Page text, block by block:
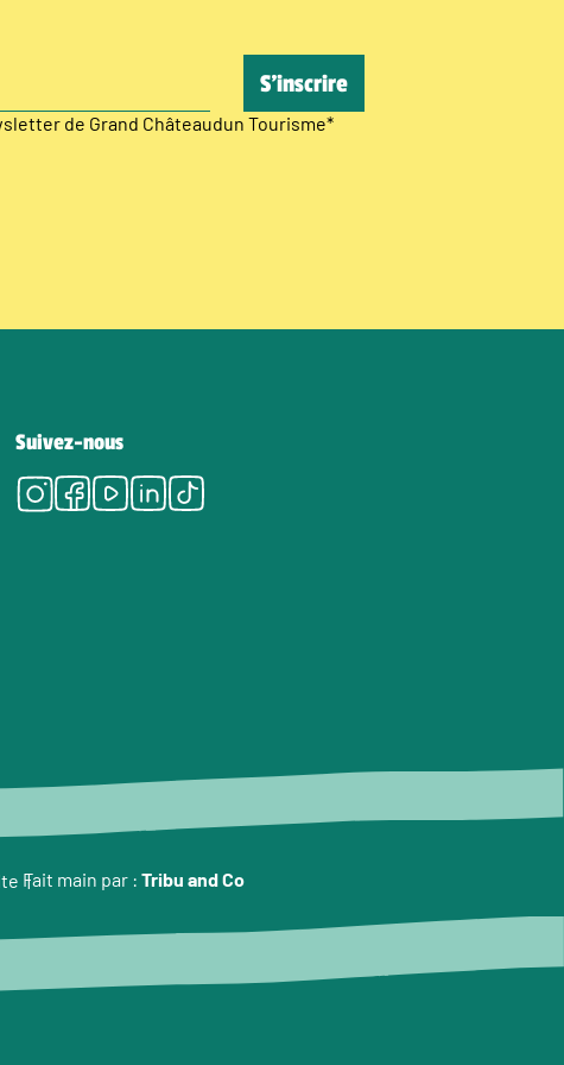
de Grand Châteaudun Tourisme*
Suivez-nous
Instagram
Facebook
Youtube
LinkedIn
Tiktok
Fait main par : Tribu and Co